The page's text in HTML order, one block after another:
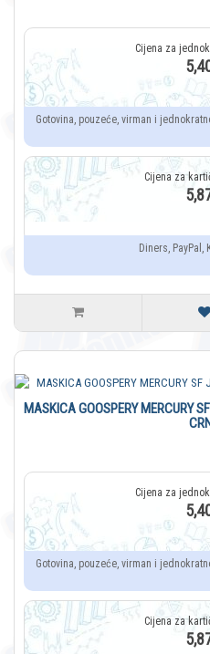
Gotovina, pouzeće, virman i
Diners, PayPal,
MASKICA GOOSPERY MERCURY
Gotovina, pouzeće, virman i